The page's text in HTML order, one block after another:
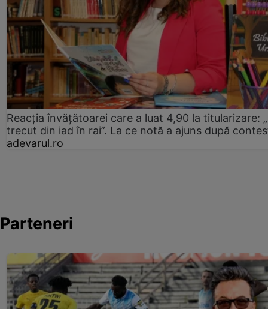
Reacția învățătoarei care a luat 4,90 la titularizare:
trecut din iad în rai”. La ce notă a ajuns după
adevarul.ro
Parteneri